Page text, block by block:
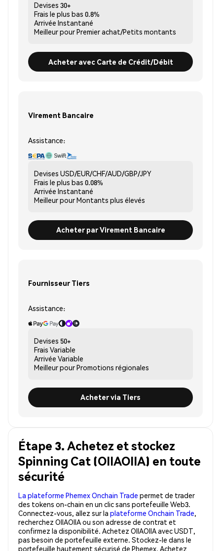
Devises 30+
Frais le plus bas 0.8%
Arrivée Instantané
Meilleur pourPremier achat/Petits montants
Acheter avec Carte de Crédit/Débit
Virement Bancaire
Assistance:
Devises USD/EUR/CHF/AUD/GBP/JPY
Frais le plus bas 0.08%
Arrivée Instantané
Meilleur pourMontants plus élevés
Acheter par Virement Bancaire
Fournisseur Tiers
Assistance:
Devises 50+
Frais Variable
Arrivée Variable
Meilleur pourPromotions régionales
Acheter via Tiers
Étape 3. Achetez et stockez
Spinning Cat (OIIAOIIA) en toute
sécurité
La plateforme Phemex Onchain Trade permet de trader
des tokens on-chain en un clic sans portefeuille Web3.
Connectez-vous, allez sur la plateforme Onchain Trade,
recherchez OIIAOIIA ou son adresse de contrat et
confirmez la disponibilité. Achetez OIIAOIIA avec USDT,
pas besoin de portefeuille externe. Stockez-le dans le
portefeuille hautement sécurisé de Phemex. Achetez